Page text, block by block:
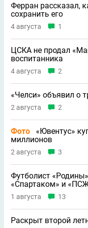
Ферран рассказал,
сохранить его
4 августа 1
ЦСКА не продал
воспитанника
4 августа 2
«Челси» объявил о
2 августа 2
Фото
«Ювентус»
миллионов
2 августа 3
Футболист
«Спартаком» и
1 августа 13
Раскрыт второй